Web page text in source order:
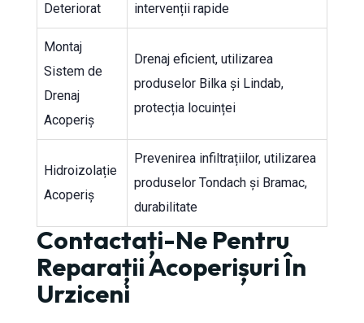
Deteriorat
intervenții rapide
Montaj
Sistem de
Drenaj
Acoperiș
Drenaj eficient, utilizarea
produselor Bilka și Lindab,
protecția locuinței
Hidroizolație
Acoperiș
Prevenirea infiltrațiilor, utilizarea
produselor Tondach și Bramac,
durabilitate
Contactați-Ne Pentru
Reparații Acoperișuri În
Urziceni